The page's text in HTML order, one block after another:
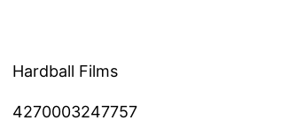
Hardball Films
4270003247757